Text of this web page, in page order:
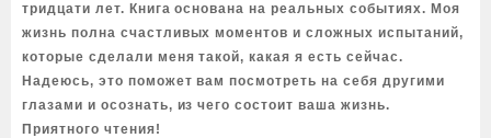
тридцати лет. Книга основана на реальных событиях. Моя
жизнь полна счастливых моментов и сложных испытаний,
которые сделали меня такой, какая я есть сейчас.
Надеюсь, это поможет вам посмотреть на себя другими
глазами и осознать, из чего состоит ваша жизнь.
Приятного чтения!